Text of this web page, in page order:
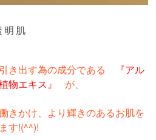
明肌
き出す為の成分である
『アル
物エキス』 が、
きかけ、より輝きのあるお肌を
す!(^^)!